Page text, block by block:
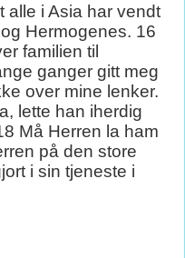
alle i Asia har vendt
Hermogenes. 16
familien til
ganger gitt meg
over mine lenker.
lette han iherdig
Må Herren la ham
på den store
i sin tjeneste i